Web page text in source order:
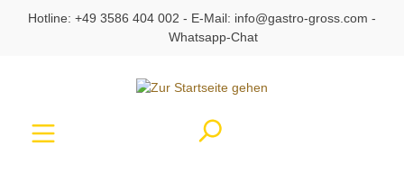
springen
Hotline: +49 3586 404 002 - E-Mail: info@gastro-gross.com -
Whatsapp-Chat